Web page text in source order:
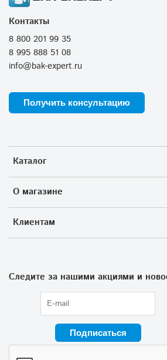
Каталог
О магазине
Клиентам
Контакты
8 800 201 99 35
8 995 888 51 08
info@bak-expert.ru
Получить консультацию
Следите за нашими акциями и
Подписаться